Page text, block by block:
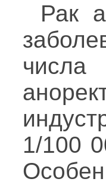
Рак
числа
1/100